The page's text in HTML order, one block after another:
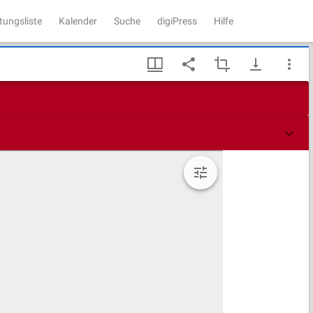
Kalender Suche digiPress Hilfe